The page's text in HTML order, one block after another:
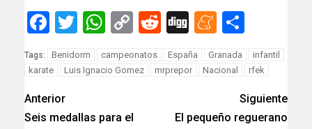
Facebook
TwitterWhatsApp
Copy
Link
RedditDigg
Tags: Benidorm campeonatos España Granada
infantil
karate
Luis Ignacio Gomez mrprepor Nacional rfek
Anterior
Seis medallas para el
Siguiente
El pequeño reguerano